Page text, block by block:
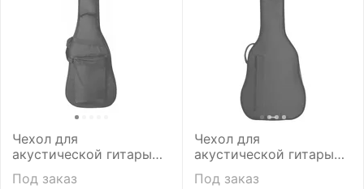
Чехол для
акустической гитары
Под заказ
Чехол для
акустической гитары
Под заказ